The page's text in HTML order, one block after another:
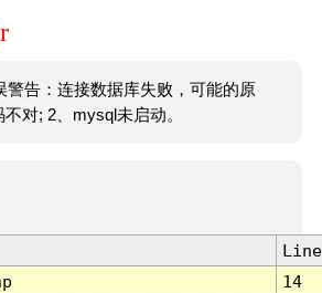
警告：连接数据库失败，可能的原
对; 2、mysql未启动。
Line
14